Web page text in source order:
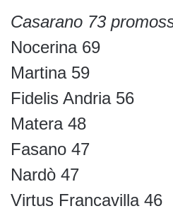
Casarano 73
Nocerina 69
Martina 59
Fidelis Andria 56
Matera 48
Fasano 47
Nardò 47
Virtus Francavilla 46